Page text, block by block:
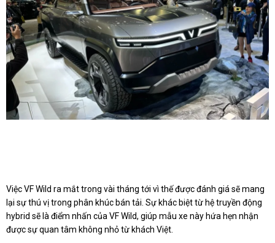
Việc VF Wild ra mắt trong vài tháng tới vì thế được đánh giá sẽ mang
lại sự thú vị trong phân khúc bán tải. Sự khác biệt từ hệ truyền động
hybrid sẽ là điểm nhấn của VF Wild, giúp mẫu xe này hứa hẹn nhận
được sự quan tâm không nhỏ từ khách Việt.